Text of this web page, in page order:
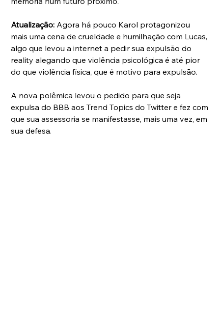
Atualização: Agora há pouco Karol protagonizou
mais uma cena de crueldade e humilhação com Lucas,
algo que levou a internet a pedir sua expulsão do
reality alegando que violência psicológica é até pior
do que violência física, que é motivo para expulsão.
A nova polêmica levou o pedido para que seja
expulsa do BBB aos Trend Topics do Twitter e fez com
que sua assessoria se manifestasse, mais uma vez, em
sua defesa.